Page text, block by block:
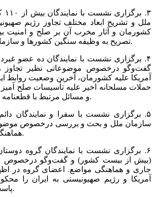
ملل و تشریح ابعاد مختلف تجاوز رژیم
کشورمان و آثار مخرب آن بر صلح و امنیت
تصریح به وظیفه سنگین کشور‌ها و سازمان ملل در این رابطه.
‏۴. برگزاری نشست با نمایندگان ده عضو
گفت‌و‌گو درخصوص موضوعاتی نظیر تجاوز
آمریکا علیه کشورمان، آخرین وضعیت روابط
حملات مسلحانه اخیر علیه تأسیسات صلح
و مسائل مرتبط با قطعنامه ۲۲۳۱ شورای امنیت.
‏۵. برگزاری نشست با سفرا و نمایندگان
سازمان ملل و بحث و بررسی درخصوص
هماهنگی مواضع سه کشور.
‏۶. برگزاری نشست با نمایندگان گروه
(بیش از بیست کشور) و گفت‌و‌گو درخصوص
جاری و هماهنگی مواضع. اعضای گروه در
آمریکا و رژیم صهیونیستی به ایران را
پاسخگو نمودن آنها شدند.